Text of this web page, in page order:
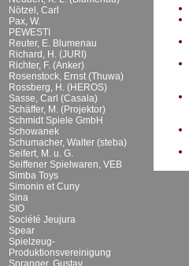
Nötzel, Carl
Pax, W.
PEWESTI
Reuter, E. Blumenau
Richard, H. (JURI)
Richter, F. (Anker)
Rosenstock, Ernst (Thuwa)
Rossberg, H. (HEROS)
Sasse, Carl (Casala)
Schäffer, M. (Projektor)
Schmidt Spiele GmbH
Schowanek
Schumacher, Walter (steba)
Seifert, M. u. G.
Seiffener Spielwaren, VEB
Simba Toys
Simonin et Cuny
Sina
SIO
Société Jeujura
Spear
Spielzeug-
Produktionsvereinigung
Spranger, Gustav